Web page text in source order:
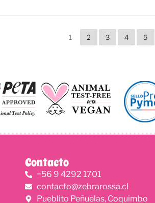
1 2 3 4 5
Contacto
+56 9 4292 1701
contacto@zebrarossa.cl
Pueblito Peñuelas, Coquimbo